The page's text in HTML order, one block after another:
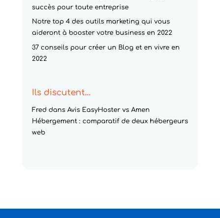
succès pour toute entreprise
Notre top 4 des outils marketing qui vous
aideront à booster votre business en 2022
37 conseils pour créer un Blog et en vivre en
2022
Ils discutent…
Fred dans Avis EasyHoster vs Amen
Hébergement : comparatif de deux hébergeurs
web